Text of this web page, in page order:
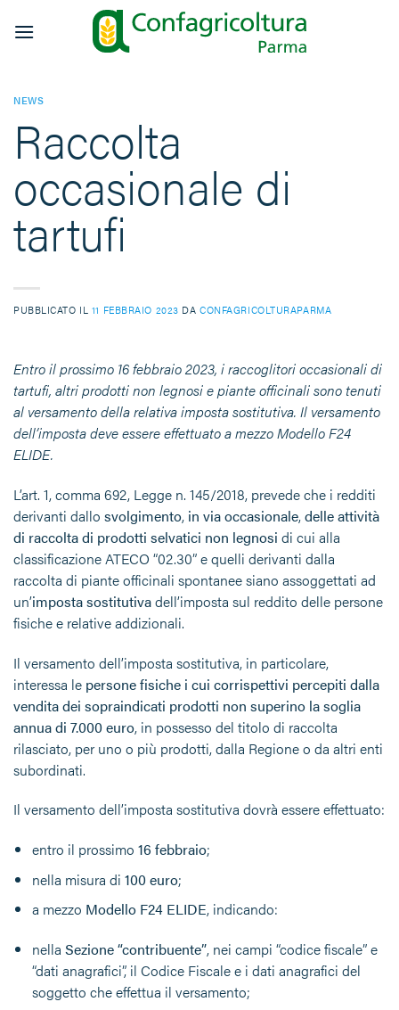
NEWS
Raccolta
occasionale di
tartufi
PUBBLICATO IL 11 FEBBRAIO 2023 DACONFAGRICOLTURAPARMA
Entro il prossimo 16 febbraio 2023, i raccoglitori occasionali di
tartufi, altri prodotti non legnosi e piante officinali sono tenuti
al versamento della relativa imposta sostitutiva. Il versamento
dell’imposta deve essere effettuato a mezzo Modello F24
ELIDE.
L’art. 1, comma 692, Legge n. 145/2018, prevede che i redditi
derivanti dallo svolgimento, in via occasionale,delle attività
di raccolta di prodotti selvatici non legnosi di cui alla
classificazione ATECO “02.30” e quelli derivanti dalla
raccolta di piante officinali spontanee siano assoggettati ad
un’imposta sostitutivadell’imposta sul reddito delle persone
fisiche e relative addizionali.
Il versamento dell’imposta sostitutiva, in particolare,
interessa le persone fisiche i cui corrispettivi percepiti dalla
vendita dei sopraindicati prodotti non superino la soglia
annua di 7.000 euro, in possesso del titolo di raccolta
rilasciato, per uno o più prodotti, dalla Regione o da altri enti
subordinati.
Il versamento dell’imposta sostitutiva dovrà essere effettuato:
entro il prossimo 16 febbraio;
nella misura di 100 euro;
a mezzo Modello F24 ELIDE, indicando:
nella Sezione “contribuente”, nei campi “codice fiscale” e
“dati anagrafici”, il Codice Fiscale e i dati anagrafici del
soggetto che effettua il versamento;